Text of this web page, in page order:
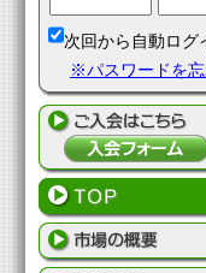
次回から自動ログ
※パスワードを